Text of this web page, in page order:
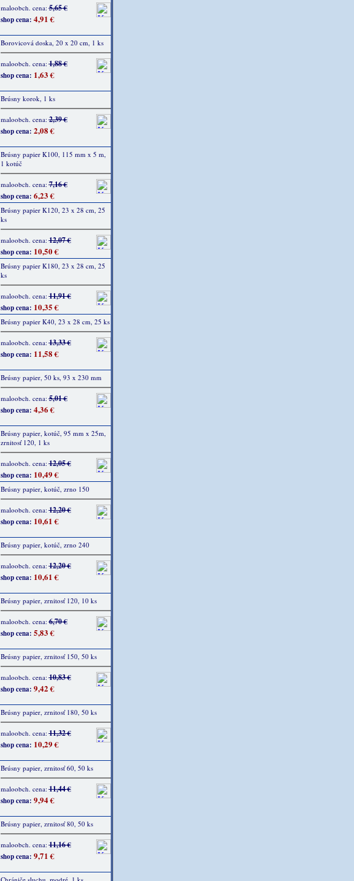
maloobch. cena:5,65 €
shop cena: 4,91 €
Borovicová doska, 20 x 20 cm, 1 ks
maloobch. cena:1,88 €
shop cena: 1,63 €
Brúsny korok, 1 ks
maloobch. cena:2,39 €
shop cena: 2,08 €
Brúsny papier K100, 115 mm x 5 m,
1 kotúč
maloobch. cena:7,16 €
shop cena: 6,23 €
Brúsny papier K120, 23 x 28 cm, 25
ks
maloobch. cena:12,07 €
shop cena: 10,50 €
Brúsny papier K180, 23 x 28 cm, 25
ks
maloobch. cena:11,91 €
shop cena: 10,35 €
Brúsny papier K40, 23 x 28 cm, 25 ks
maloobch. cena:13,33 €
shop cena: 11,58 €
Brúsny papier, 50 ks, 93 x 230 mm
maloobch. cena:5,01 €
shop cena: 4,36 €
Brúsny papier, kotúč, 95 mm x 25m,
zrnitosť 120, 1 ks
maloobch. cena:12,05 €
shop cena: 10,49 €
Brúsny papier, kotúč, zrno 150
maloobch. cena:12,20 €
shop cena: 10,61 €
Brúsny papier, kotúč, zrno 240
maloobch. cena:12,20 €
shop cena: 10,61 €
Brúsny papier, zrnitosť 120, 10 ks
maloobch. cena:6,70 €
shop cena: 5,83 €
Brúsny papier, zrnitosť 150, 50 ks
maloobch. cena:10,83 €
shop cena: 9,42 €
Brúsny papier, zrnitosť 180, 50 ks
maloobch. cena:11,32 €
shop cena: 10,29 €
Brúsny papier, zrnitosť 60, 50 ks
maloobch. cena:11,44 €
shop cena: 9,94 €
Brúsny papier, zrnitosť 80, 50 ks
maloobch. cena:11,16 €
shop cena: 9,71 €